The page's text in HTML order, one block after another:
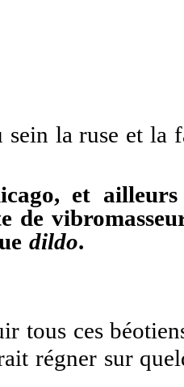
la ruse et la
et
de
dildo.
tous ces
régner sur